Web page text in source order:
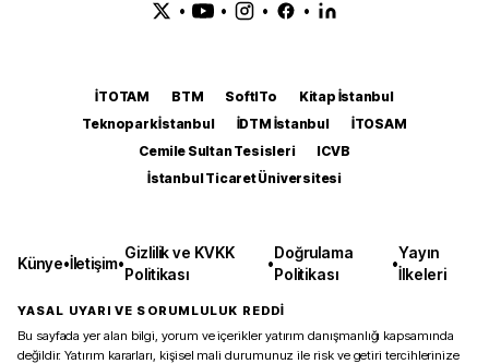
• • • •
İTOTAM BTM SoftITo
Kitap İstanbul
Teknopark İstanbul
İDTM İstanbul
İTOSAM
Cemile Sultan Tesisleri
ICVB
İstanbul Ticaret Üniversitesi
Künye•İletişim•
Gizlilik ve KVKK
Politikası
•
Doğrulama
Politikası
•
Yayın
İlkeleri
YASAL UYARI VE SORUMLULUK REDDİ
Bu sayfada yer alan bilgi, yorum ve içerikler yatırım danışmanlığı kapsamında
değildir. Yatırım kararları, kişisel mali durumunuz ile risk ve getiri tercihlerinize